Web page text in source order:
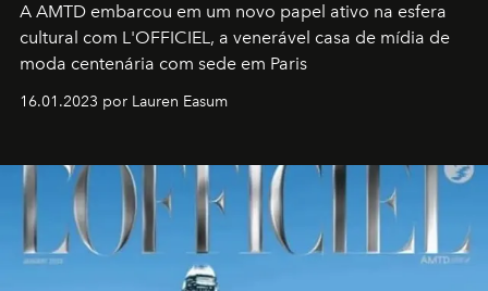
A AMTD embarcou em um novo papel ativo na esfera
cultural com L'OFFICIEL, a venerável casa de mídia de
moda centenária com sede em Paris
16.01.2023 por Lauren Easum